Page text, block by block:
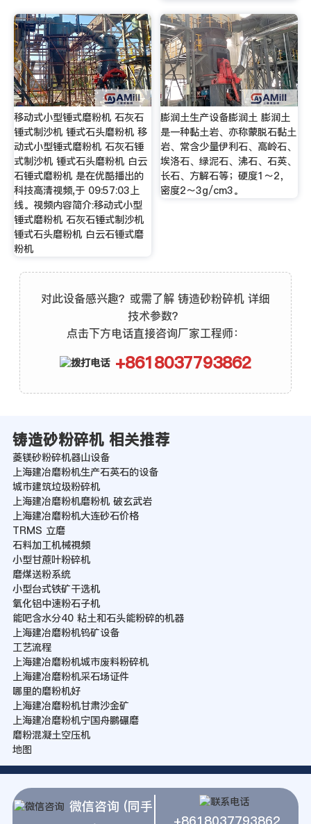
移动式小型锤式磨粉机 石灰石
锤式制沙机 锤式石头磨粉机 移
动式小型锤式磨粉机 石灰石锤
式制沙机 锤式石头磨粉机 白云
石锤式磨粉机 是在优酷播出的
科技高清视频,于 09:57:03上
线。视频内容简介:移动式小型
锤式磨粉机 石灰石锤式制沙机
锤式石头磨粉机 白云石锤式磨
粉机
膨润土生产设备膨润土 膨润土
是一种黏土岩、亦称蒙脱石黏土
岩、常含少量伊利石、高岭石、
埃洛石、绿泥石、沸石、石英、
长石、方解石等；硬度1～2，
密度2～3g/cm3。
对此设备感兴趣？或需了解 铸造砂粉碎机 详细
技术参数？
点击下方电话直接咨询厂家工程师：
+8618037793862
铸造砂粉碎机 相关推荐
菱镁砂粉碎机器山设备
上海建冶磨粉机生产石英石的设备
城市建筑垃圾粉碎机
上海建冶磨粉机磨粉机 破玄武岩
上海建冶磨粉机大连砂石价格
TRMS 立磨
石料加工机械視频
小型甘蔗叶粉碎机
磨煤送粉系统
小型台式铁矿干选机
氧化铝中速粉石子机
能吧含水分40 粘土和石头能粉碎的机器
上海建冶磨粉机钨矿设备
工艺流程
上海建冶磨粉机城市废料粉碎机
上海建冶磨粉机采石场证件
哪里的磨粉机好
上海建冶磨粉机甘肃沙金矿
上海建冶磨粉机宁国舟鹏碾磨
磨粉混凝土空压机
地图
微信咨询 (同手